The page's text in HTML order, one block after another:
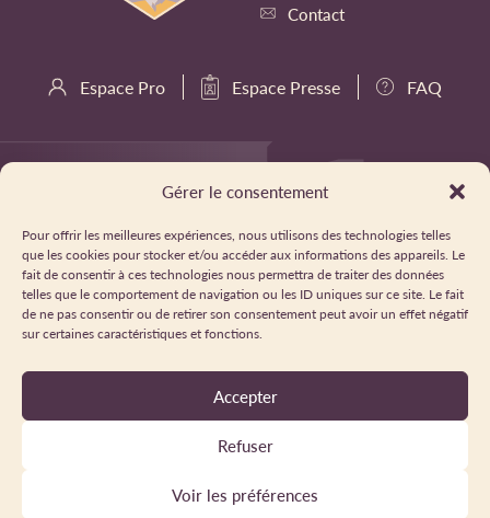
Gérer le consentement
Pour offrir les meilleures expériences, nous utilisons des technologies telles
que les cookies pour stocker et/ou accéder aux informations des appareils. Le
fait de consentir à ces technologies nous permettra de traiter des données
telles que le comportement de navigation ou les ID uniques sur ce site. Le fait
de ne pas consentir ou de retirer son consentement peut avoir un effet négatif
sur certaines caractéristiques et fonctions.
Accepter
Refuser
Voir les préférences
Contact
Espace Pro Espace Presse FAQ